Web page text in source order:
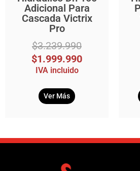
Adicional Para
Cascada Victrix
Pro
$3.239.990
$1.999.990
IVA incluido
Ver Más